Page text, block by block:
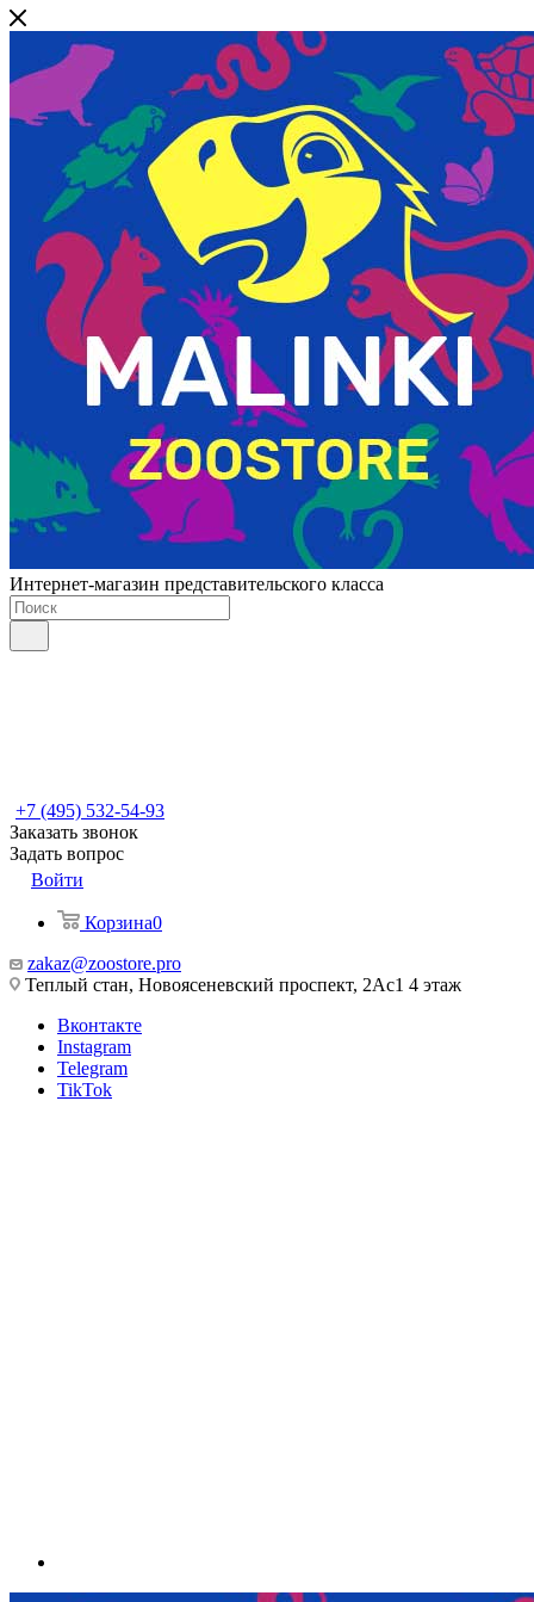
Интернет-магазин представительского класса
+7 (495) 532-54-93
Заказать звонок
Задать вопрос
Войти
Корзина0
zakaz@zoostore.pro
Теплый стан, Новоясеневский проспект, 2Ас1 4 этаж
Вконтакте
Instagram
Telegram
TikTok